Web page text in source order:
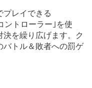
プレイできる
ントローラー｣を使
を繰り広げます。ク
トル＆敗者への罰ゲ